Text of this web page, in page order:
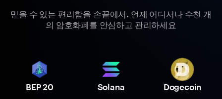
믿을 수 있는 편리함을 손끝에서. 언제 어디서나 수천 개
의 암호화폐를 안심하고 관리하세요
BEP 20 Solana Dogecoin